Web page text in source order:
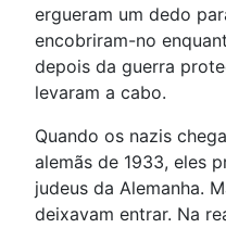
ergueram um dedo
encobriram-no
depois da guerra
levaram a cabo.
Quando os nazis
alemãs de 1933, eles
judeus da Alemanha.
deixavam entrar. Na